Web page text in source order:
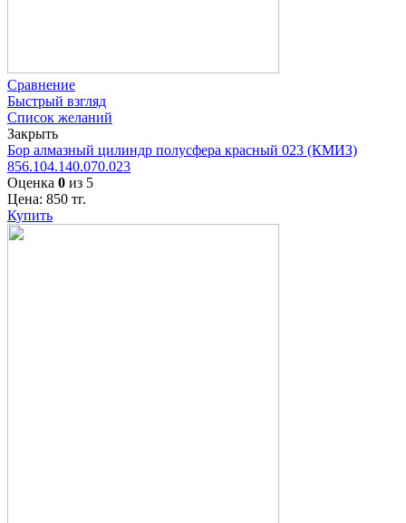
Сравнение
Быстрый взгляд
Список желаний
Закрыть
Бор алмазный цилиндр полусфера красный 023 (КМИЗ)
856.104.140.070.023
Оценка 0 из 5
Цена: 850 тг.
Купить